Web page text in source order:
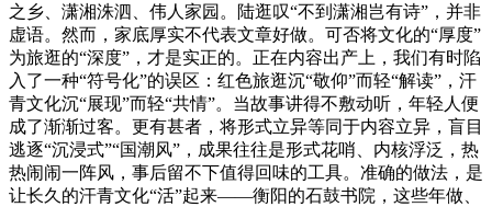
之乡、潇湘洙泗、伟人家园。陆逛叹“不到潇湘岂有诗”，并非
虚语。然而，家底厚实不代表文章好做。可否将文化的“厚度”
为旅逛的“深度”，才是实正的。正在内容出产上，我们有时陷
入了一种“符号化”的误区：红色旅逛沉“敬仰”而轻“解读”，汗
青文化沉“展现”而轻“共情”。当故事讲得不敷动听，年轻人便
成了渐渐过客。更有甚者，将形式立异等同于内容立异，盲目
逃逐“沉浸式”“国潮风”，成果往往是形式花哨、内核浮泛，热
热闹闹一阵风，事后留不下值得回味的工具。准确的做法，是
让长久的汗青文化“活”起来——衡阳的石鼓书院，这些年做、